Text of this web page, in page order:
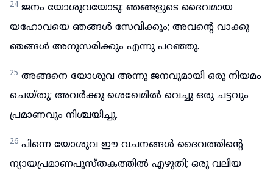
24 ജനം യോശുവയോടു: ഞങ്ങളുടെ ദൈവമായ
യഹോവയെ ഞങ്ങൾ സേവിക്കും; അവന്റെ വാക്കു
ഞങ്ങൾ അനുസരിക്കും എന്നു പറഞ്ഞു.
25 അങ്ങനെ യോശുവ അന്നു ജനവുമായി ഒരു നിയമം
ചെയ്തു; അവർക്കു ശെഖേമിൽ വെച്ചു ഒരു ചട്ടവും
പ്രമാണവും നിശ്ചയിച്ചു.
26 പിന്നെ യോശുവ ഈ വചനങ്ങൾ ദൈവത്തിന്റെ
ന്യായപ്രമാണപുസ്തകത്തിൽ എഴുതി; ഒരു വലിയ